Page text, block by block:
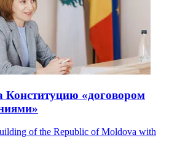
Конституцию «договором